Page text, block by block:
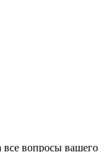
вопросы вашего